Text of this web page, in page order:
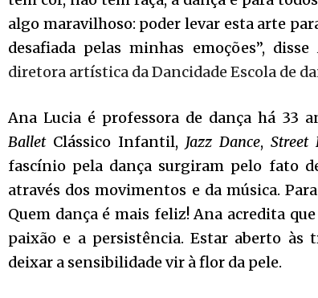
algo maravilhoso: poder levar esta arte
desafiada pelas minhas emoções”, disse
diretora artística da Dancidade Escola de
Ana Lucia é professora de dança há 33
BalletClássico Infantil, Jazz Dance, Street
fascínio pela dança surgiram pelo fato
através dos movimentos e da música.
Quem dança é mais feliz! Ana acredita
paixão e a persistência. Estar aberto às
deixar a sensibilidade vir à flor da pele.